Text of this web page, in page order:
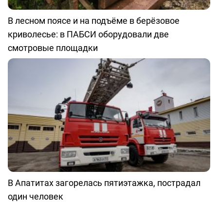
В лесном поясе и на подъёме в берёзовое
криволесье: в ПАБСИ оборудовали две
смотровые площадки
В Апатитах загорелась пятиэтажка, пострадал
один человек